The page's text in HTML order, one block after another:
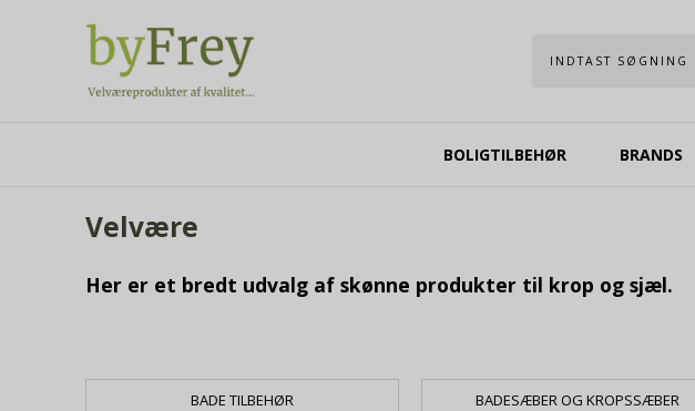
BOLIGTILBEHØR BRANDS
Velvære
Her er et bredt udvalg af skønne produkter til krop og sjæl.
BADE TILBEHØR BADESÆBER OG KROPSSÆBER